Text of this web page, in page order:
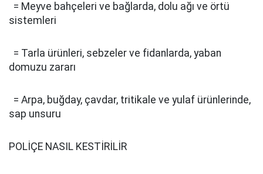
= Meyve bahçeleri ve bağlarda, dolu ağı ve örtü
sistemleri
= Tarla ürünleri, sebzeler ve fidanlarda, yaban
domuzu zararı
= Arpa, buğday, çavdar, tritikale ve yulaf ürünlerinde,
sap unsuru
POLİÇE NASIL KESTİRİLİR